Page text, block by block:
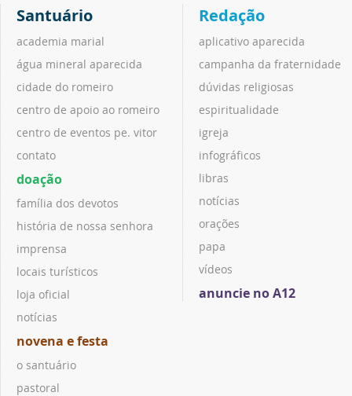
Santuário
academia marial
água mineral aparecida
cidade do romeiro
centro de apoio ao romeiro
centro de eventos pe. vitor
contato
doação
família dos devotos
história de nossa senhora
imprensa
locais turísticos
loja oficial
notícias
novena e festa
o santuário
pastoral
Redação
aplicativo aparecida
campanha da fraternidade
dúvidas religiosas
espiritualidade
igreja
infográficos
libras
notícias
orações
papa
vídeos
anuncie no A12